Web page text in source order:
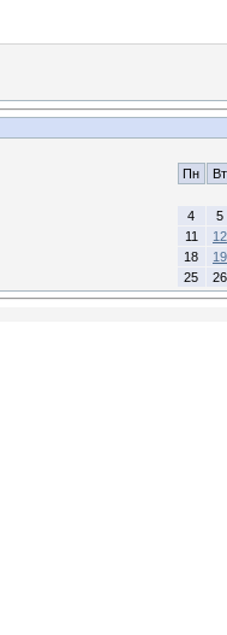
Пн Вт
4
5
11
12
18
19
25
26